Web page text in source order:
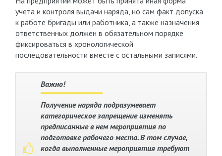
учета и контроля выдачи наряда, но сам факт допуска
к работе бригады или работника, а также назначения
ответственных должен в обязательном порядке
фиксироваться в хронологической
последовательности вместе с остальными записями.
Важно!
Получение наряда подразумевает
категорическое запрещение изменять
предписанные в нем мероприятия по
подготовке рабочего места. В том случае,
когда выполненные мероприятия требуют